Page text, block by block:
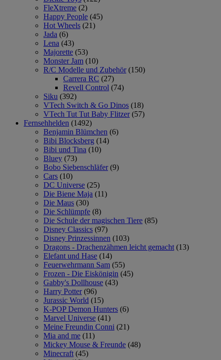
FleXtreme (2)
Happy People (45)
Hot Wheels (21)
Jada (6)
Lena (43)
Majorette (53)
Monster Jam (10)
R/C Modelle und Zubehör (150)
Carrera RC (27)
Revell Control (74)
Siku (392)
VTech Switch & Go Dinos (18)
VTech Tut Tut Baby Flitzer (57)
Fernsehhelden (1492)
Benjamin Blümchen (6)
Bibi Blocksberg (14)
Bibi und Tina (10)
Bluey (73)
Bobo Siebenschläfer (9)
Cars (10)
DC Universe (25)
Die Biene Maja (11)
Die Maus (30)
Die Schlümpfe (8)
Die Schule der magischen Tiere (85)
Disney Classics (97)
Disney Prinzessinnen (103)
Dragons - Drachenzähmen leicht gemacht (13)
Elefant und Hase (14)
Feuerwehrmann Sam (55)
Frozen - Die Eiskönigin (45)
Gabby's Dollhouse (43)
Harry Potter (96)
Jurassic World (15)
K-POP Demon Hunters (6)
Marvel Universe (41)
Meine Freundin Conni (21)
Mia and me (11)
Mickey Mouse & Freunde (48)
Minecraft (45)